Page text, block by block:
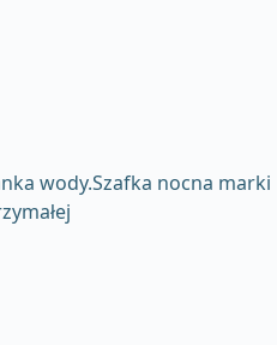
wody.Szafka nocna marki